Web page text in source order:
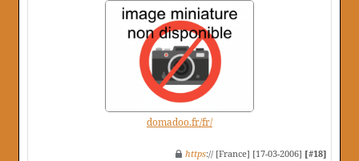
domadoo.fr/fr/
https:// [France] [17-03-2006] [#18]